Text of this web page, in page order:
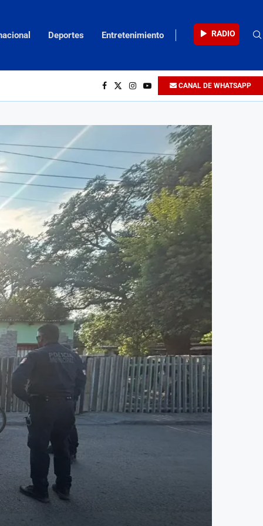
Deportes Entretenimiento RADIO
CANAL DE WHATSAPP